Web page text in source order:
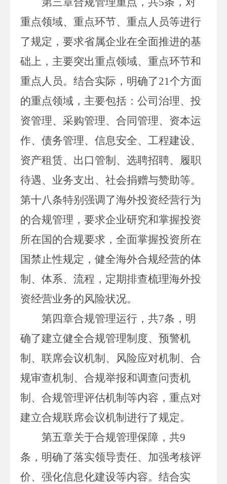
重点领域、重点环节、重点人员等进行
了规定，要求省属企业在全面推进的基
础上，主要突出重点领域、重点环节和
重点人员。结合实际，明确了21个方面
的重点领域，主要包括：公司治理、投
资管理、采购管理、合同管理、资本运
作、债务管理、信息安全、工程建设、
资产租赁、出口管制、选聘招聘、履职
待遇、业务支出、社会捐赠与赞助等。
第十八条特别强调了海外投资经营行为
的合规管理，要求企业研究和掌握投资
所在国的合规要求，全面掌握投资所在
国禁止性规定，健全海外合规经营的体
制、体系、流程，定期排查梳理海外投
资经营业务的风险状况。
第四章合规管理运行，共7条，明
确了建立健全合规管理制度、预警机
制、联席会议机制、风险应对机制、合
规审查机制、合规举报和调查问责机
制、合规管理评估机制等内容，重点对
建立合规联席会议机制进行了规定。
第五章关于合规管理保障，共9
条，明确了落实领导责任、加强考核评
价、强化信息化建设等内容。结合实